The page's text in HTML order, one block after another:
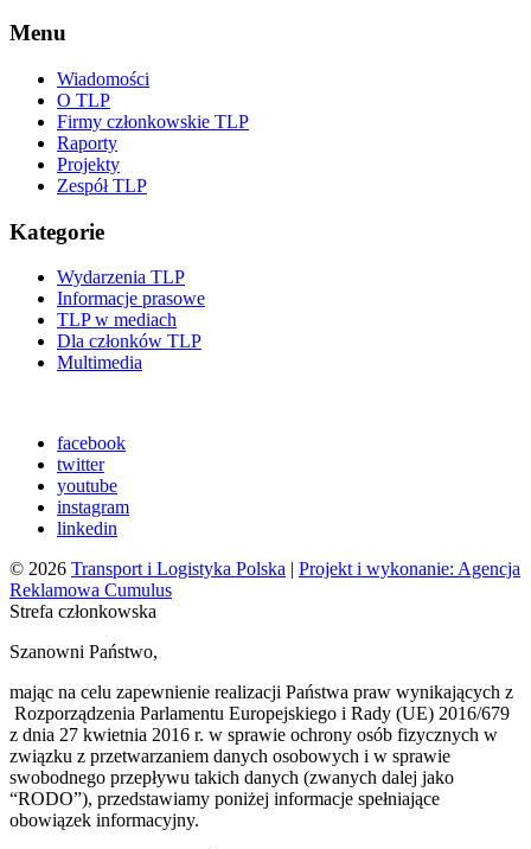
Menu
Wiadomości
O TLP
Firmy członkowskie TLP
Raporty
Projekty
Zespół TLP
Kategorie
Wydarzenia TLP
Informacje prasowe
TLP w mediach
Dla członków TLP
Multimedia
facebook
twitter
youtube
instagram
linkedin
© 2026 Transport i Logistyka Polska | Projekt i wykonanie: Agencja
Reklamowa Cumulus
Strefa członkowska
Szanowni Państwo,
mając na celu zapewnienie realizacji Państwa praw wynikających z
Rozporządzenia Parlamentu Europejskiego i Rady (UE) 2016/679
z dnia 27 kwietnia 2016 r. w sprawie ochrony osób fizycznych w
związku z przetwarzaniem danych osobowych i w sprawie
swobodnego przepływu takich danych (zwanych dalej jako
“RODO”), przedstawiamy poniżej informacje spełniające
obowiązek informacyjny.